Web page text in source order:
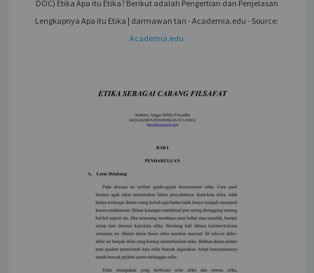
DOC) Etika Apa itu Etika? Berikut adalah Pengertian dan Penjelasan
Lengkapnya Apa itu Etika | darmawan tan - Academia.edu - Source:
Academia.edu